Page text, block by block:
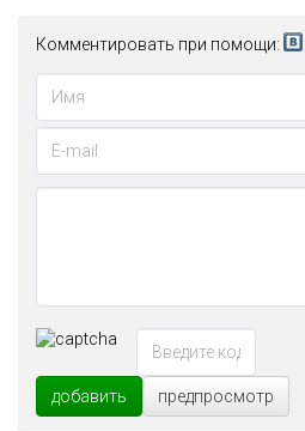
Комментировать при помощи:
добавить предпросмотр